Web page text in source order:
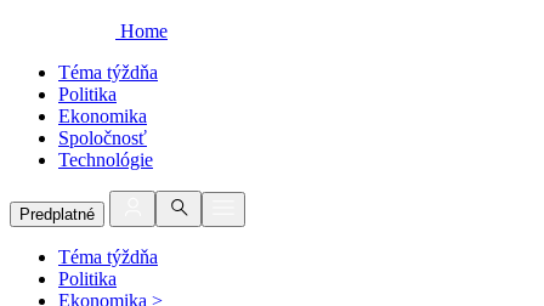
Home
Téma týždňa
Politika
Ekonomika
Spoločnosť
Technológie
Predplatné
Téma týždňa
Politika
Ekonomika >